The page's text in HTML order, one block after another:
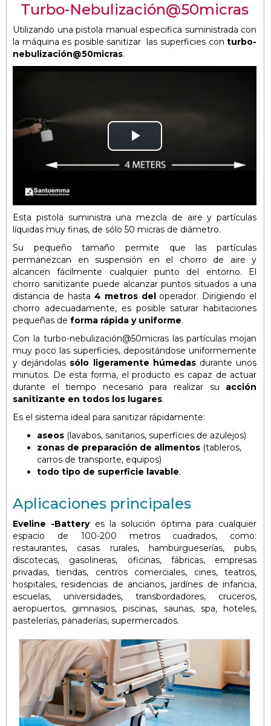
Turbo-Nebulización@50micras
Utilizando una pistola manual especifica suministrada con
la máquina es posible sanitizar las superficies con turbo-
nebulización@50micras.
Play
Esta pistola suministra una mezcla de aire y partículas
líquidas muy finas, de sólo 50 micras de diámetro.
Su pequeño tamaño permite que las partículas
permanezcan en suspensión en el chorro de aire y
alcancen fácilmente cualquier punto del entorno. El
chorro sanitizante puede alcanzar puntos situados a una
distancia de hasta 4 metros del operador. Dirigiendo el
chorro adecuadamente, es posible saturar habitaciones
pequeñas de forma rápida y uniforme.
Con la turbo-nebulización@50micras las partículas mojan
muy poco las superficies, depositándose uniformemente
y dejándolas sólo ligeramente húmedas durante unos
minutos. De esta forma, el producto es capaz de actuar
durante el tiempo necesario para realizar su acción
sanitizante en todos los lugares.
Es el sistema ideal para sanitizar rápidamente:
aseos (lavabos, sanitarios, superficies de azulejos)
zonas de preparación de alimentos (tableros,
carros de transporte, equipos)
todo tipo de superficie lavable.
Aplicaciones principales
Eveline -Batteryes la solución óptima para cualquier
espacio de 100-200 metros cuadrados, como:
restaurantes, casas rurales, hamburgueserías, pubs,
discotecas, gasolineras, oficinas, fábricas, empresas
privadas, tiendas, centros comerciales, cines, teatros,
hospitales, residencias de ancianos, jardínes de infancia,
escuelas, universidades, transbordadores, cruceros,
aeropuertos, gimnasios, piscinas, saunas, spa, hoteles,
pastelerías, panaderías, supermercados.